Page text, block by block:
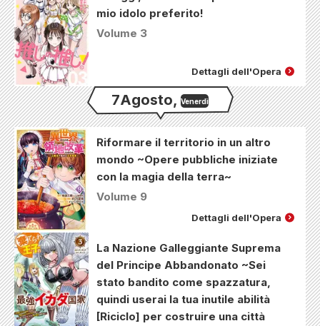
mio idolo preferito!
Volume 3
Dettagli dell'Opera
7Agosto, Venerdì
Riformare il territorio in un altro
mondo ~Opere pubbliche iniziate
con la magia della terra~
Volume 9
Dettagli dell'Opera
La Nazione Galleggiante Suprema
del Principe Abbandonato ~Sei
stato bandito come spazzatura,
quindi userai la tua inutile abilità
[Riciclo] per costruire una città